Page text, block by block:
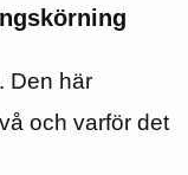
Den här
och varför det